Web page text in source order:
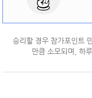
승리할 경우 참가포인트
만큼 소모되며, 하루